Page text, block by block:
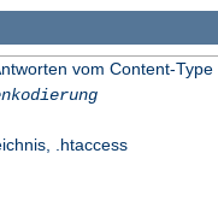
vom Content-Type
.htaccess